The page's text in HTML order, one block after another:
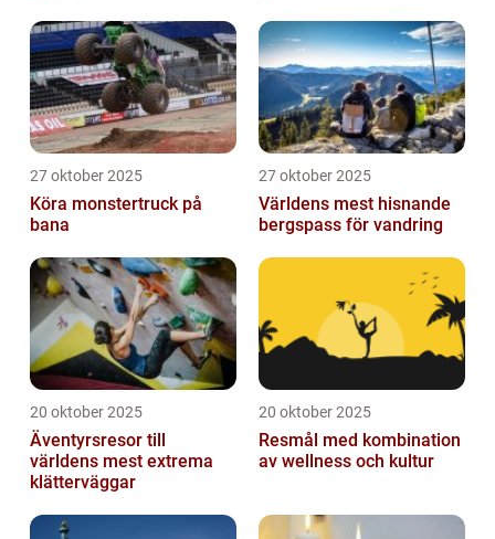
27 oktober 2025
Köra monstertruck på
bana
27 oktober 2025
Världens mest hisnande
bergspass för vandring
20 oktober 2025
Äventyrsresor till
världens mest extrema
klätterväggar
20 oktober 2025
Resmål med kombination
av wellness och kultur